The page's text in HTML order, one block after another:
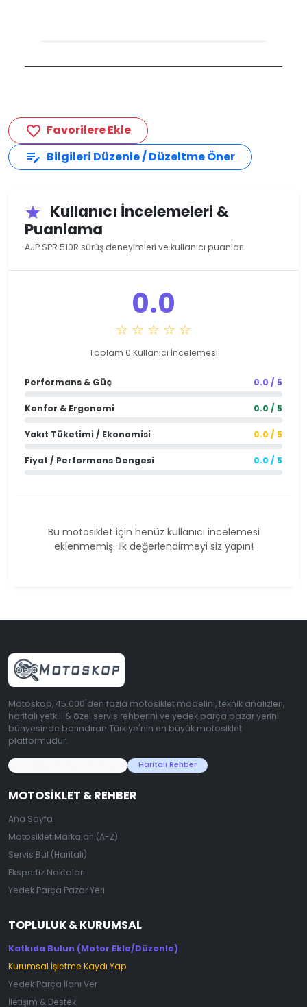
favorite_border Favorilere Ekle
edit_note Bilgileri Düzenle / Düzeltme Öner
star
Kullanıcı İncelemeleri &
Puanlama
AJP SPR 510R sürüş deneyimleri ve kullanıcı puanları
0.0
☆ ☆ ☆ ☆ ☆
Toplam 0 Kullanıcı İncelemesi
Performans & Güç 0.0 / 5
Konfor & Ergonomi 0.0 / 5
Yakıt Tüketimi / Ekonomisi 0.0 / 5
Fiyat / Performans Dengesi 0.0 / 5
Bu motosiklet için henüz kullanıcı incelemesi
eklenmemiş. İlk değerlendirmeyi siz yapın!
Motoskop, 45.000'den fazla motosiklet modelini, teknik analizleri,
haritalı yetkili & özel servis rehberini ve yedek parça pazar yerini
bünyesinde barındıran Türkiye'nin en büyük motosiklet
platformudur.
Haritalı Rehber
MOTOSIKLET & REHBER
Ana Sayfa
Motosiklet Markaları (A-Z)
Servis Bul (Haritalı)
Ekspertiz Noktaları
Yedek Parça Pazar Yeri
TOPLULUK & KURUMSAL
Katkıda Bulun (Motor Ekle/Düzenle)
Kurumsal İşletme Kaydı Yap
Yedek Parça İlanı Ver
İletişim & Destek